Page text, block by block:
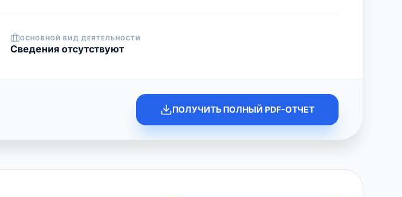
ОСНОВНОЙ ВИД ДЕЯТЕЛЬНОСТИ
Cведения отсутствуют
ПОЛУЧИТЬ ПОЛНЫЙ PDF-ОТЧЕТ